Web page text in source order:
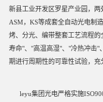
新县工业开发区罗星产业园，
ASM，KS等成套全自动光电制
烤、分光、编带整套工艺流程
寿命"、"高温高湿"、"冷热冲击"
期进行周期性的可靠性试验，充
leyu集团光电严格实施